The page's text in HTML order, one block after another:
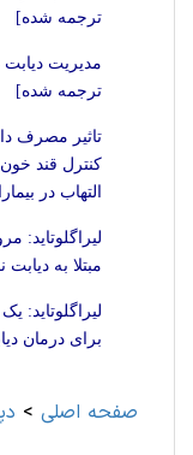
ترجمه شده]
مدیریت
ترجمه شده]
تاثیر مصرف
کنترل قند
التهاب در بیماران
لیراگلوتاید:
مبتلا به دیابت نوع 2 [مقالات
لیراگلوتاید:
برای درمان دیابت نوع 2
صفحه اصلی >